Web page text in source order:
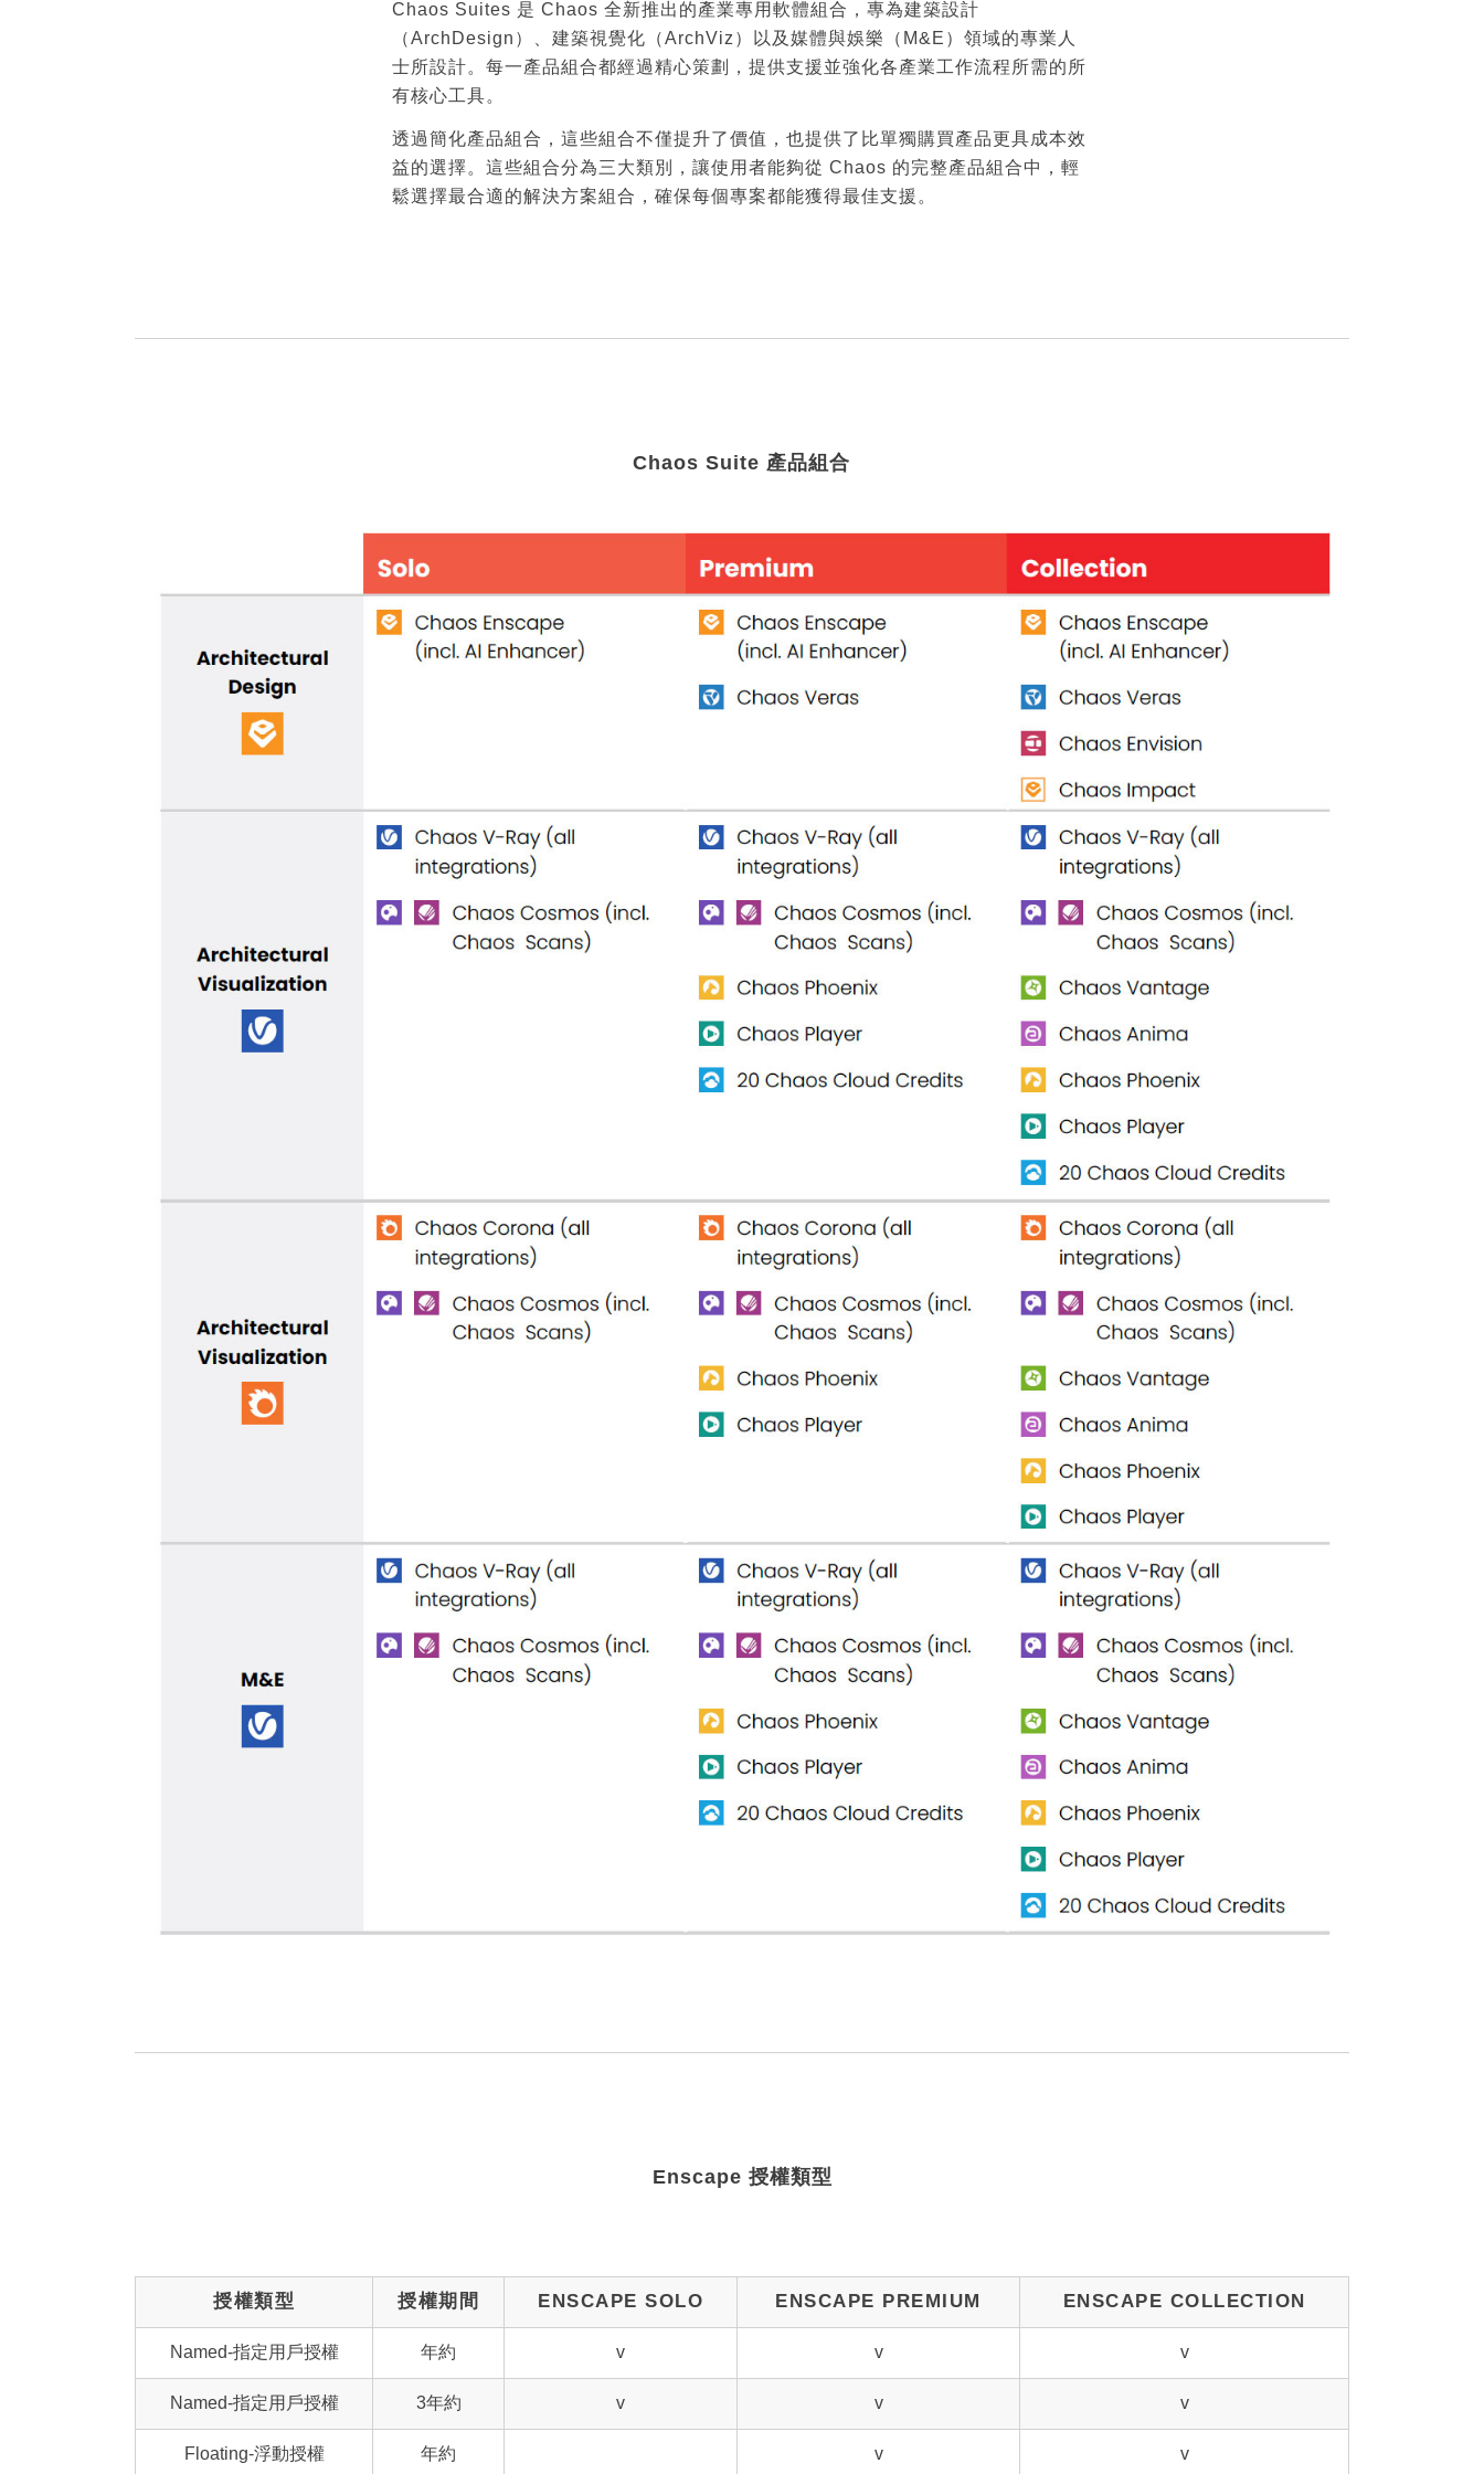
Chaos Suites 是 Chaos 全新推出的產業專用軟體組合，專為建築設計
（ArchDesign）、建築視覺化（ArchViz）以及媒體與娛樂（M&E）領域的專業人
士所設計。每一產品組合都經過精心策劃，提供支援並強化各產業工作流程所需的所
有核心工具。
透過簡化產品組合，這些組合不僅提升了價值，也提供了比單獨購買產品更具成本效
益的選擇。這些組合分為三大類別，讓使用者能夠從 Chaos 的完整產品組合中，輕
鬆選擇最合適的解決方案組合，確保每個專案都能獲得最佳支援。
Chaos Suite 產品組合
Enscape 授權類型
授權類型 授權期間 ENSCAPE SOLO ENSCAPE PREMIUM ENSCAPE COLLECTION
Named-指定用戶授權 年約 v v v
Named-指定用戶授權 3年約 v v v
Floating-浮動授權 年約 v v